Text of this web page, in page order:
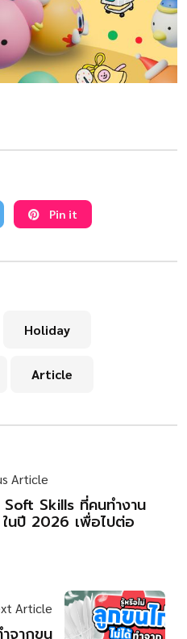
Pin it
Holiday
Article
Article
Skills ที่คนทำงาน
นปี 2026 เพื่อไปต่อ
Article
จากขน